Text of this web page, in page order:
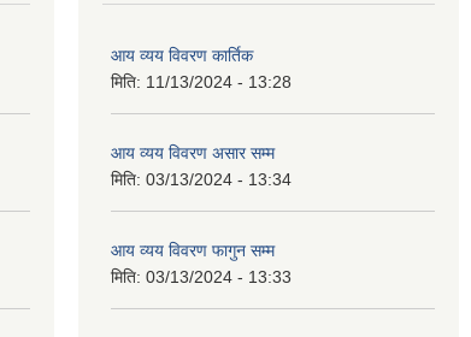
आय व्यय विवरण कार्तिक
मिति: 11/13/2024 - 13:28
आय व्यय विवरण असार सम्म
मिति: 03/13/2024 - 13:34
आय व्यय विवरण फागुन सम्म
मिति: 03/13/2024 - 13:33